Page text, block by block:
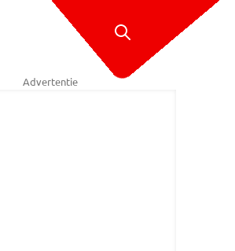
Advertentie